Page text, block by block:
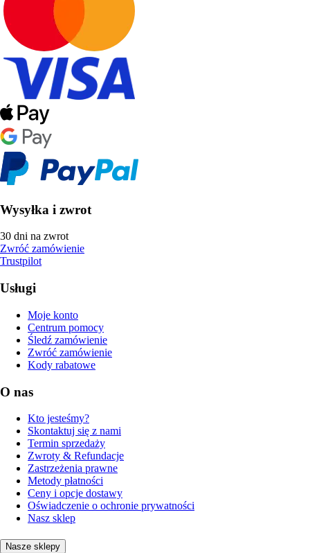
Wysyłka i zwrot
30 dni na zwrot
Zwróć zamówienie
Trustpilot
Usługi
Moje konto
Centrum pomocy
Śledź zamówienie
Zwróć zamówienie
Kody rabatowe
O nas
Kto jesteśmy?
Skontaktuj się z nami
Termin sprzedaży
Zwroty & Refundacje
Zastrzeżenia prawne
Metody płatności
Ceny i opcje dostawy
Oświadczenie o ochronie prywatności
Nasz sklep
Nasze sklepy